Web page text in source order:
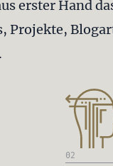
erster Hand
Projekte,
02